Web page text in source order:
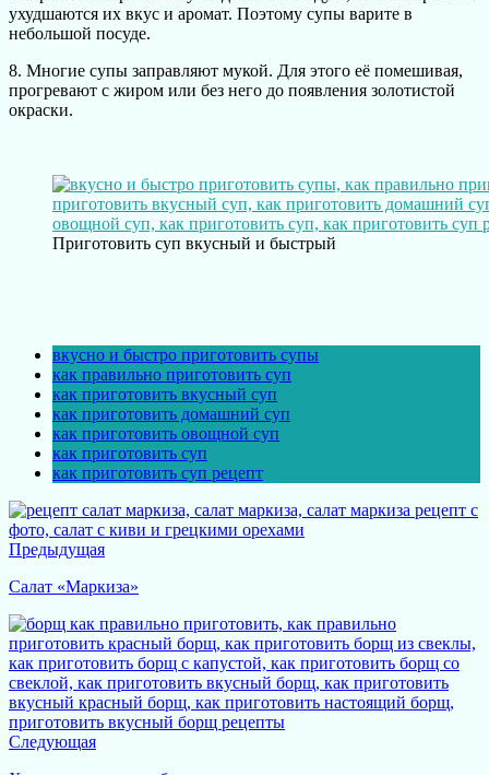
ухудшаются их вкус и аромат. Поэтому супы варите в
небольшой посуде.
8. Многие супы заправляют мукой. Для этого её помешивая,
прогревают с жиром или без него до появления золотистой
окраски.
Приготовить суп вкусный и быстрый
вкусно и быстро приготовить супы
как правильно приготовить суп
как приготовить вкусный суп
как приготовить домашний суп
как приготовить овощной суп
как приготовить суп
как приготовить суп рецепт
Предыдущая
Салат «Маркиза»
Следующая